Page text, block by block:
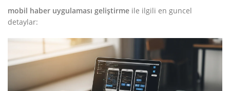
mobil haber uygulaması geliştirme ile ilgili en guncel
detaylar: